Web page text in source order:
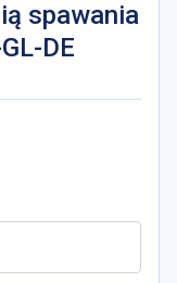
spawania
DE